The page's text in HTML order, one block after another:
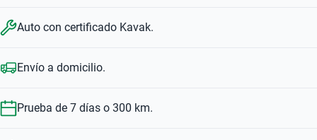
Auto con certificado Kavak.
Envío a domicilio.
Prueba de 7 días o 300 km.